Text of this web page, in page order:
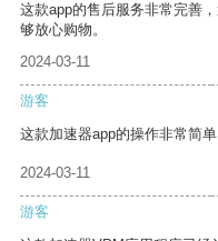
这款app的售后服务非常完善
够放心购物。
2024-03-11
游客
这款加速器app的操作非常简
2024-03-11
游客